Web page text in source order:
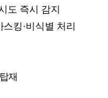
도 즉시 감지
킹·비식별 처리
재